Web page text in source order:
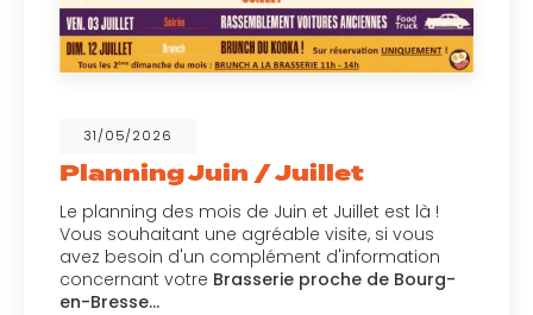
31/05/2026
Planning Juin / Juillet
Le planning des mois de Juin et Juillet est là !
Vous souhaitant une agréable visite, si vous
avez besoin d'un complément d'information
concernant votre Brasserie proche de Bourg-
en-Bresse…